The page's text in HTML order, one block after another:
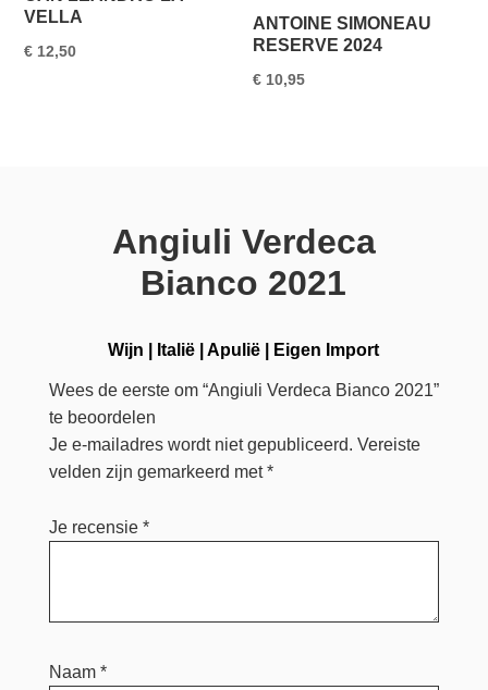
VELLA
€ 12,50
ANTOINE SIMONEAU
RESERVE 2024
€ 10,95
Angiuli Verdeca
Bianco 2021
Wijn Italië |Apulië Eigen Import
Wees de eerste om “Angiuli Verdeca Bianco 2021”
te beoordelen
Je e-mailadres wordt niet gepubliceerd. Vereiste
velden zijn gemarkeerd met*
Je recensie *
Naam *